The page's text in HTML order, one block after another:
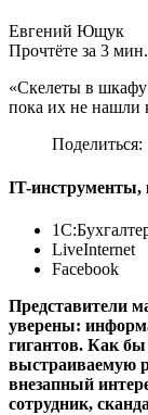
Евгений Ющук
Прочтёте за 3 мин.
«Скелеты в шкафу
пока их не нашли
Поделиться:
IT-инструменты,
LiveInternet
Facebook
Представители
уверены:
гигантов. Как
выстраиваемую
внезапный
сотрудник,